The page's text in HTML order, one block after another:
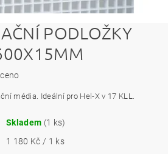
PODLOŽKY
média. Ideální pro Hel-X v 17 KLL.
Skladem (1 ks)
1 180 Kč / 1 ks